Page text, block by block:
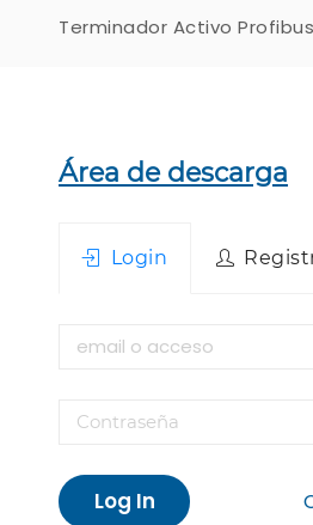
Terminador Activo
Área de descarga
Login
Log In